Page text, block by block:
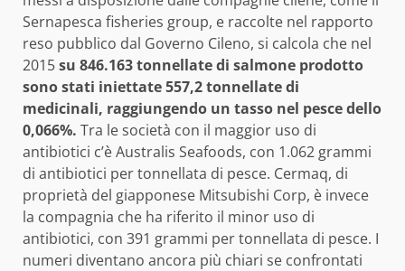
Sernapesca fisheries group, e raccolte nel rapporto
reso pubblico dal Governo Cileno, si calcola che nel
2015su 846.163 tonnellate di salmone prodotto
sono stati iniettate 557,2 tonnellate di
medicinali, raggiungendo un tasso nel pesce dello
0,066%. Tra le società con il maggior uso di
antibiotici c’è Australis Seafoods, con 1.062 grammi
di antibiotici per tonnellata di pesce. Cermaq, di
proprietà del giapponese Mitsubishi Corp, è invece
la compagnia che ha riferito il minor uso di
antibiotici, con 391 grammi per tonnellata di pesce. I
numeri diventano ancora più chiari se confrontati